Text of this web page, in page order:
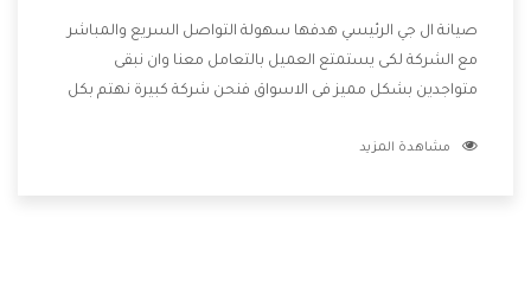
صيانة ال جي الرئيسي هدفها سهولة التواصل السريع والمباشر
مع الشركة لكى يستمتع العميل بالتعامل معنا وان نبقى
متواجدين بشكل مميز فى الاسواق فنحن شركة كبيرة نهتم بكل
الشركة بها والتى تكون منها خدمة الصيانة التى تكون من أهم
مشاهدة المزيد